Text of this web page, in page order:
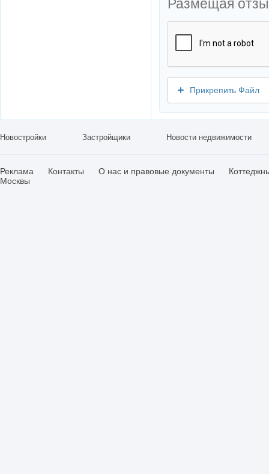
Размещая
Прикрепить Файл
Новостройки Застройщики Новости недвижимости
Реклама Контакты О нас и правовые документы
Москвы